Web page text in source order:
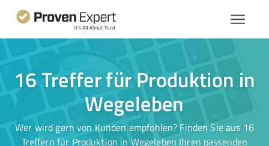
16 Treffer für Produktion in
Wegeleben
Wer wird gern von Kunden empfohlen? Finden Sie aus 16
Treffern für Produktion in Wegeleben Ihren passenden